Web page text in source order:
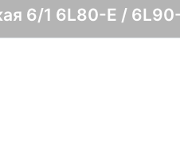
6/1 6L80-E /